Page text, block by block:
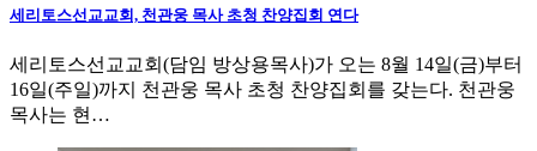
세리토스선교교회, 천관웅 목사 초청 찬양집회 연다
세리토스선교교회(담임 방상용목사)가 오는 8월 14일(금)부터
16일(주일)까지 천관웅 목사 초청 찬양집회를 갖는다. 천관웅
목사는 현…